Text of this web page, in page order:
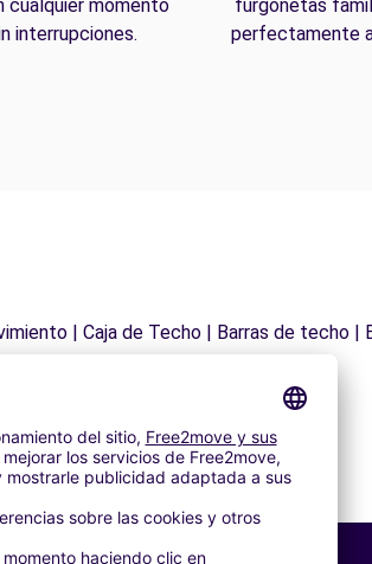
cualquier momento
interrupciones.
furgonetas
perfectamente
| Caja de Techo | Barras de techo |